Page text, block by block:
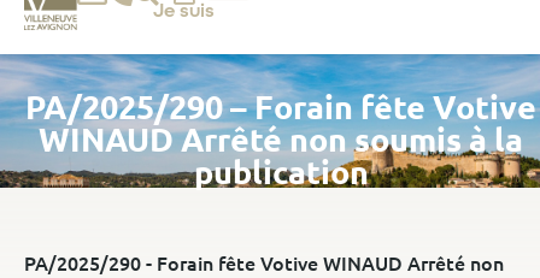
ri
n
ci
a
Je suis
PA/2025/290 – Forain fête Votive
WINAUD Arrêté non soumis à la
publication
PA/2025/290 - Forain fête Votive WINAUD Arrêté non